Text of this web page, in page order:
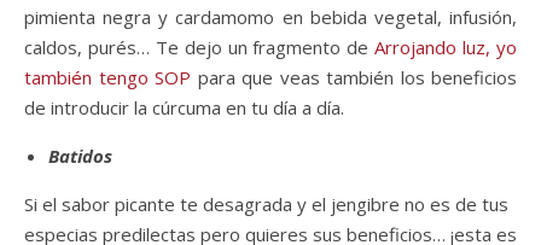
pimienta negra y cardamomo en bebida vegetal, infusión,
caldos, purés… Te dejo un fragmento deArrojando luz, yo
también tengo SOP para que veas también los beneficios
de introducir la cúrcuma en tu día a día.
Batidos
Si el sabor picante te desagrada y el jengibre no es de tus
especias predilectas pero quieres sus beneficios… ¡esta es